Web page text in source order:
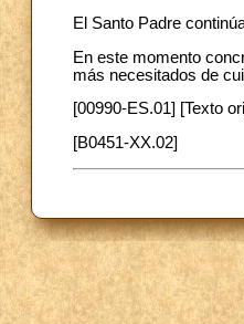
El Santo Padre
En este momento
más necesitados de
[00990-ES.01] [Texto
[B0451-XX.02]